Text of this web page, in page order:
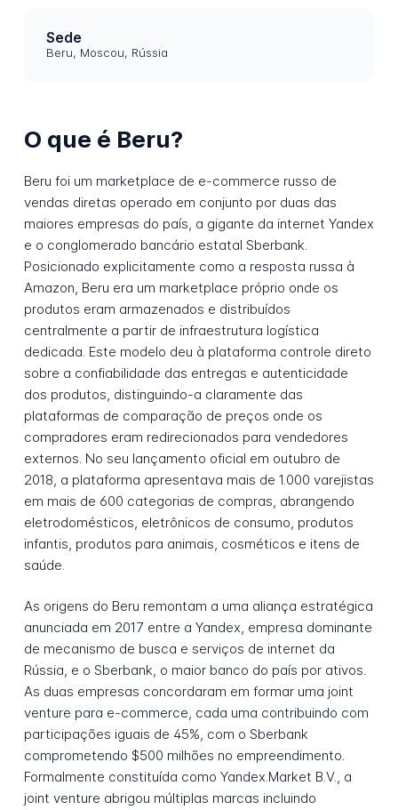
Sede
Beru, Moscou, Rússia
O que é Beru?
Beru foi um marketplace de e-commerce russo de
vendas diretas operado em conjunto por duas das
maiores empresas do país, a gigante da internet Yandex
e o conglomerado bancário estatal Sberbank.
Posicionado explicitamente como a resposta russa à
Amazon, Beru era um marketplace próprio onde os
produtos eram armazenados e distribuídos
centralmente a partir de infraestrutura logística
dedicada. Este modelo deu à plataforma controle direto
sobre a confiabilidade das entregas e autenticidade
dos produtos, distinguindo-a claramente das
plataformas de comparação de preços onde os
compradores eram redirecionados para vendedores
externos. No seu lançamento oficial em outubro de
2018, a plataforma apresentava mais de 1.000 varejistas
em mais de 600 categorias de compras, abrangendo
eletrodomésticos, eletrônicos de consumo, produtos
infantis, produtos para animais, cosméticos e itens de
saúde.
As origens do Beru remontam a uma aliança estratégica
anunciada em 2017 entre a Yandex, empresa dominante
de mecanismo de busca e serviços de internet da
Rússia, e o Sberbank, o maior banco do país por ativos.
As duas empresas concordaram em formar uma joint
venture para e-commerce, cada uma contribuindo com
participações iguais de 45%, com o Sberbank
comprometendo $500 milhões no empreendimento.
Formalmente constituída como Yandex.Market B.V., a
joint venture abrigou múltiplas marcas incluindo